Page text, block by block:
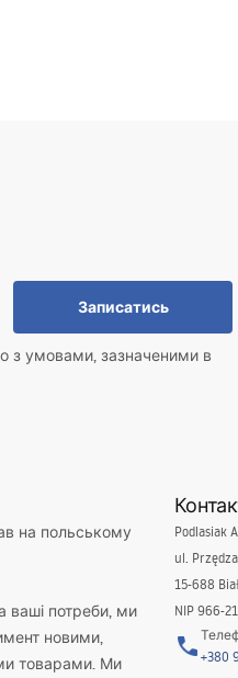
Записатись
з умовами, зазначеними в
на польському
ваші потреби, ми
новими,
товарами. Ми
Podlasiak
ul.
15-688
NIP 966-
+380